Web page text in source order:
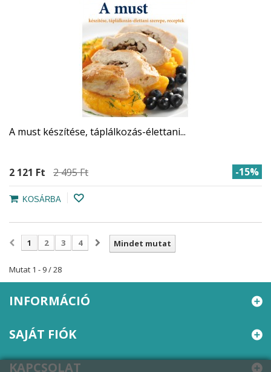
A must készítése, táplálkozás-élettani...
2 121 Ft‎ 2 495 Ft‎ -15%
KOSÁRBA
Mindet mutat
1 2 3 4
Mutat 1 - 9 / 28
INFORMÁCIÓ
SAJÁT FIÓK
KAPCSOLAT